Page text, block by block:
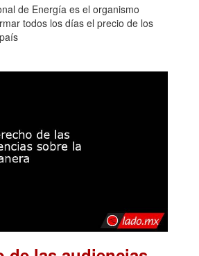
de Energía es el organismo
todos los días el precio de los